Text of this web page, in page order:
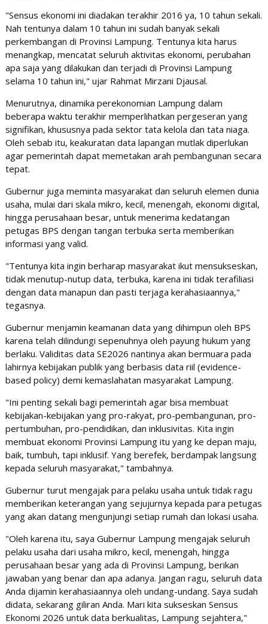
​"Sensus ekonomi ini diadakan terakhir 2016 ya, 10 tahun sekali.
Nah tentunya dalam 10 tahun ini sudah banyak sekali
perkembangan di Provinsi Lampung. Tentunya kita harus
menangkap, mencatat seluruh aktivitas ekonomi, perubahan
apa saja yang dilakukan dan terjadi di Provinsi Lampung
selama 10 tahun ini," ujar Rahmat Mirzani Djausal.
​Menurutnya, dinamika perekonomian Lampung dalam
beberapa waktu terakhir memperlihatkan pergeseran yang
signifikan, khususnya pada sektor tata kelola dan tata niaga.
Oleh sebab itu, keakuratan data lapangan mutlak diperlukan
agar pemerintah dapat memetakan arah pembangunan secara
tepat.
​Gubernur juga meminta masyarakat dan seluruh elemen dunia
usaha, mulai dari skala mikro, kecil, menengah, ekonomi digital,
hingga perusahaan besar, untuk menerima kedatangan
petugas BPS dengan tangan terbuka serta memberikan
informasi yang valid.
​"Tentunya kita ingin berharap masyarakat ikut mensukseskan,
tidak menutup-nutup data, terbuka, karena ini tidak terafiliasi
dengan data manapun dan pasti terjaga kerahasiaannya,"
tegasnya.
​Gubernur menjamin keamanan data yang dihimpun oleh BPS
karena telah dilindungi sepenuhnya oleh payung hukum yang
berlaku. Validitas data SE2026 nantinya akan bermuara pada
lahirnya kebijakan publik yang berbasis data riil (evidence-
based policy) demi kemaslahatan masyarakat Lampung.
​"Ini penting sekali bagi pemerintah agar bisa membuat
kebijakan-kebijakan yang pro-rakyat, pro-pembangunan, pro-
pertumbuhan, pro-pendidikan, dan inklusivitas. Kita ingin
membuat ekonomi Provinsi Lampung itu yang ke depan maju,
baik, tumbuh, tapi inklusif. Yang berefek, berdampak langsung
kepada seluruh masyarakat," tambahnya.
​Gubernur turut mengajak para pelaku usaha untuk tidak ragu
memberikan keterangan yang sejujurnya kepada para petugas
yang akan datang mengunjungi setiap rumah dan lokasi usaha.
​"Oleh karena itu, saya Gubernur Lampung mengajak seluruh
pelaku usaha dari usaha mikro, kecil, menengah, hingga
perusahaan besar yang ada di Provinsi Lampung, berikan
jawaban yang benar dan apa adanya. Jangan ragu, seluruh data
Anda dijamin kerahasiaannya oleh undang-undang. Saya sudah
didata, sekarang giliran Anda. Mari kita sukseskan Sensus
Ekonomi 2026 untuk data berkualitas, Lampung sejahtera,"